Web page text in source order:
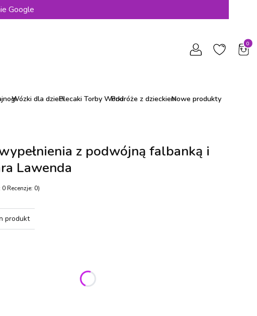
Google
Wózki dla dzieciPlecaki Torby WorkiPodróże z dzieckiemNowe produkty
z podwójną falbanką i
Lawenda
0 Recenzje: 0)
produkt